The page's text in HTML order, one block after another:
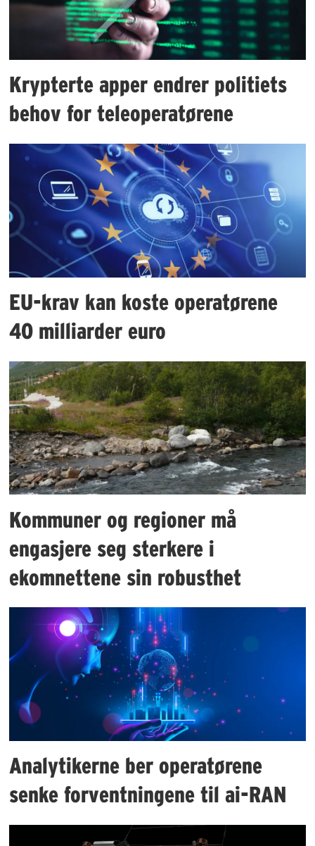
Krypterte apper endrer politiets
behov for teleoperatørene
EU-krav kan koste operatørene
40 milliarder euro
Kommuner og regioner må
engasjere seg sterkere i
ekomnettene sin robusthet
Analytikerne ber operatørene
senke forventningene til ai-RAN